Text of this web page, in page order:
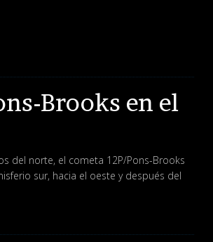
Brooks en el
del norte, el cometa 12P/Pons-Brooks
sur, hacia el oeste y después del